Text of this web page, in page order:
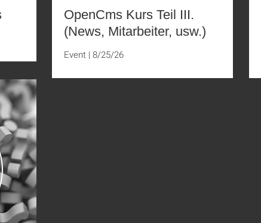
OpenCms Kurs Teil III.
(News, Mitarbeiter, usw.)
Event | 8/25/26